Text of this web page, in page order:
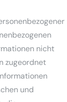
nicht
zugeordnet
und